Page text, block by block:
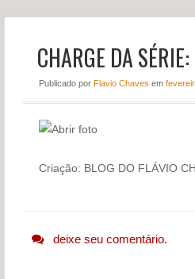
CHARGE DA
Publicado por Flavio Chaves em
Criação: BLOG DO FLÁVIO
deixe seu comentário.